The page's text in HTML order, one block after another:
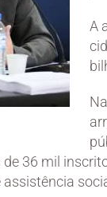
A
36 mil